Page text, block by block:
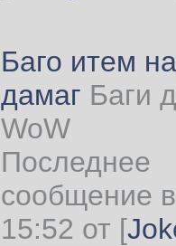
Баго итем на
дамаг Баги
WoW
Последнее
сообщение в
15:52 от [